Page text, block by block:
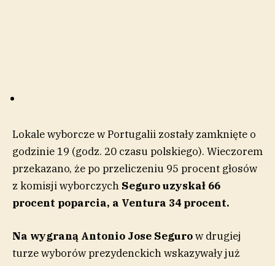
Lokale wyborcze w Portugalii zostały zamknięte o
godzinie 19 (godz. 20 czasu polskiego). Wieczorem
przekazano, że po przeliczeniu 95 procent głosów
z komisji wyborczych Seguro uzyskał 66
procent poparcia, a Ventura 34 procent.
Na wygraną Antonio Jose Segurow drugiej
turze wyborów prezydenckich wskazywały już